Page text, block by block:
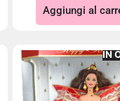
Aggiungi al
IN